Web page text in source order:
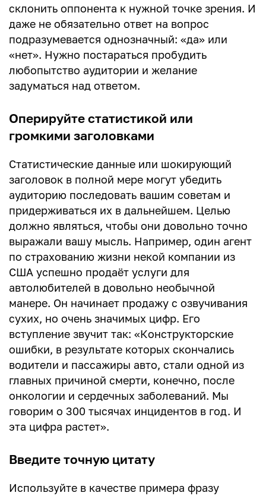
склонить оппонента к нужной точке зрения. И
даже не обязательно ответ на вопрос
подразумевается однозначный: «да» или
«нет». Нужно постараться пробудить
любопытство аудитории и желание
задуматься над ответом.
Оперируйте статистикой или
громкими заголовками
Статистические данные или шокирующий
заголовок в полной мере могут убедить
аудиторию последовать вашим советам и
придерживаться их в дальнейшем. Целью
должно являться, чтобы они довольно точно
выражали вашу мысль. Например, один агент
по страхованию жизни некой компании из
США успешно продаёт услуги для
автолюбителей в довольно необычной
манере. Он начинает продажу с озвучивания
сухих, но очень значимых цифр. Его
вступление звучит так: «Конструкторские
ошибки, в результате которых скончались
водители и пассажиры авто, стали одной из
главных причиной смерти, конечно, после
онкологии и сердечных заболеваний. Мы
говорим о 300 тысячах инцидентов в год. И
эта цифра растет».
Введите точную цитату
Используйте в качестве примера фразу